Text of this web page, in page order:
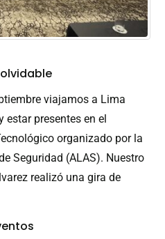
viajamos a Lima
presentes en el
organizado por la
Seguridad (ALAS). Nuestro
realizó una gira de